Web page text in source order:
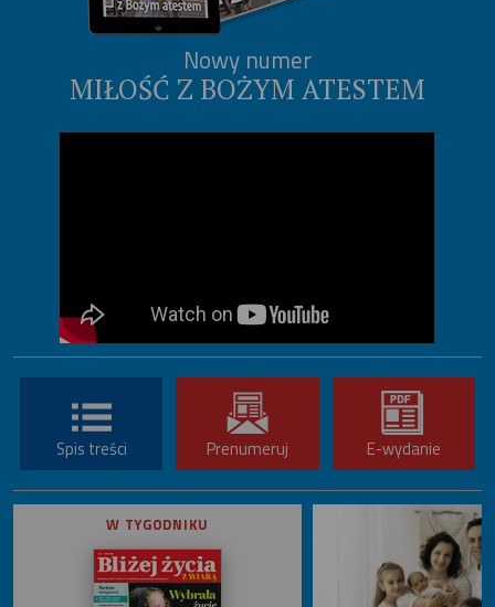
Nowy numer
MIŁOŚĆ Z BOŻYM ATESTEM
Spis treści Prenumeruj E-wydanie
W TYGODNIKU